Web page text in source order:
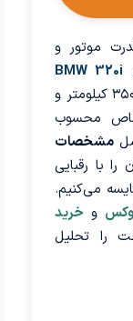
موتور و
BMW 320i
با کارکرد ۳۵۰,۰۰۰ کیلومتر و
خاص محسوب
مشخصات
با رقبایی
می‌کنیم.
و خرید
را تحلیل